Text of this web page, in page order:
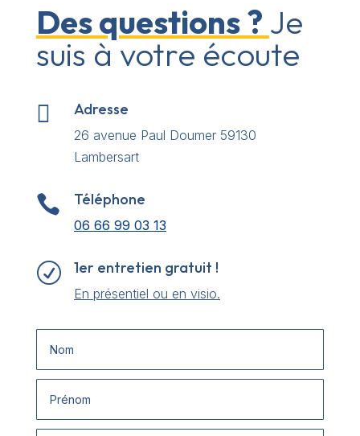
Des questions ? Je
suis à votre écoute
 Adresse
26 avenue Paul Doumer 59130
Lambersart
 Téléphone
06 66 99 03 13
R 1er entretien gratuit !
En présentiel ou en visio.